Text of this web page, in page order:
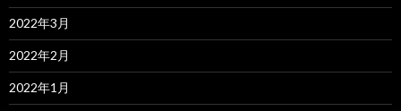
2022年3月
2022年2月
2022年1月